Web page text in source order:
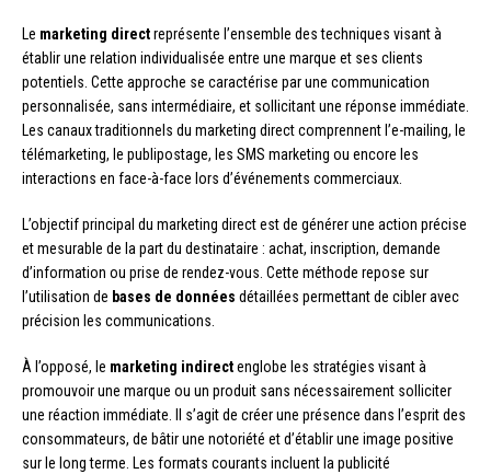
Le marketing directreprésente l’ensemble des techniques visant à
établir une relation individualisée entre une marque et ses clients
potentiels. Cette approche se caractérise par une communication
personnalisée, sans intermédiaire, et sollicitant une réponse immédiate.
Les canaux traditionnels du marketing direct comprennent l’e-mailing, le
télémarketing, le publipostage, les SMS marketing ou encore les
interactions en face-à-face lors d’événements commerciaux.
L’objectif principal du marketing direct est de générer une action précise
et mesurable de la part du destinataire : achat, inscription, demande
d’information ou prise de rendez-vous. Cette méthode repose sur
l’utilisation de bases de données détaillées permettant de cibler avec
précision les communications.
À l’opposé, le marketing indirectenglobe les stratégies visant à
promouvoir une marque ou un produit sans nécessairement solliciter
une réaction immédiate. Il s’agit de créer une présence dans l’esprit des
consommateurs, de bâtir une notoriété et d’établir une image positive
sur le long terme. Les formats courants incluent la publicité